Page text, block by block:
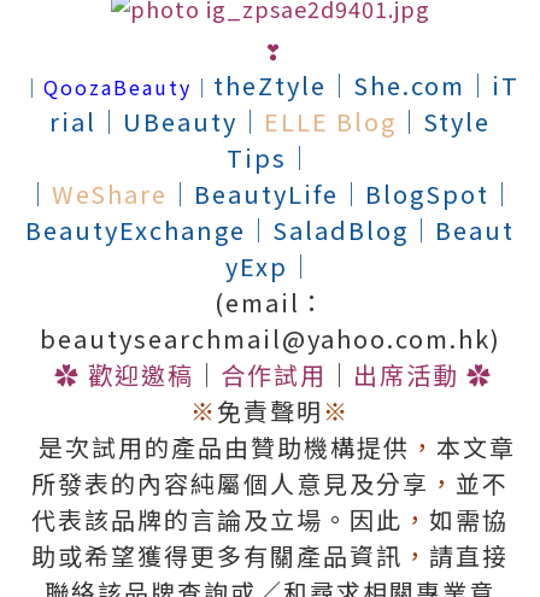
❣
│ QoozaBeauty │ theZtyle │ She.com │ iT
rial │ UBeauty │ ELLE Blog │ Style
Tips │
│ WeShare │ BeautyLife │ BlogSpot │
BeautyExchange │ SaladBlog │ Beaut
yExp │
(email：
beautysearchmail@yahoo.com.hk)
✿ 歡迎邀稿 │ 合作試用 │ 出席活動 ✿
※免責聲明※
是次試用的產品由贊助機構提供 ， 本文章
所發表的內容純屬個人意見及分享 ， 並不
代表該品牌的言論及立場。因此 ， 如需協
助或希望獲得更多有關產品資訊 ， 請直接